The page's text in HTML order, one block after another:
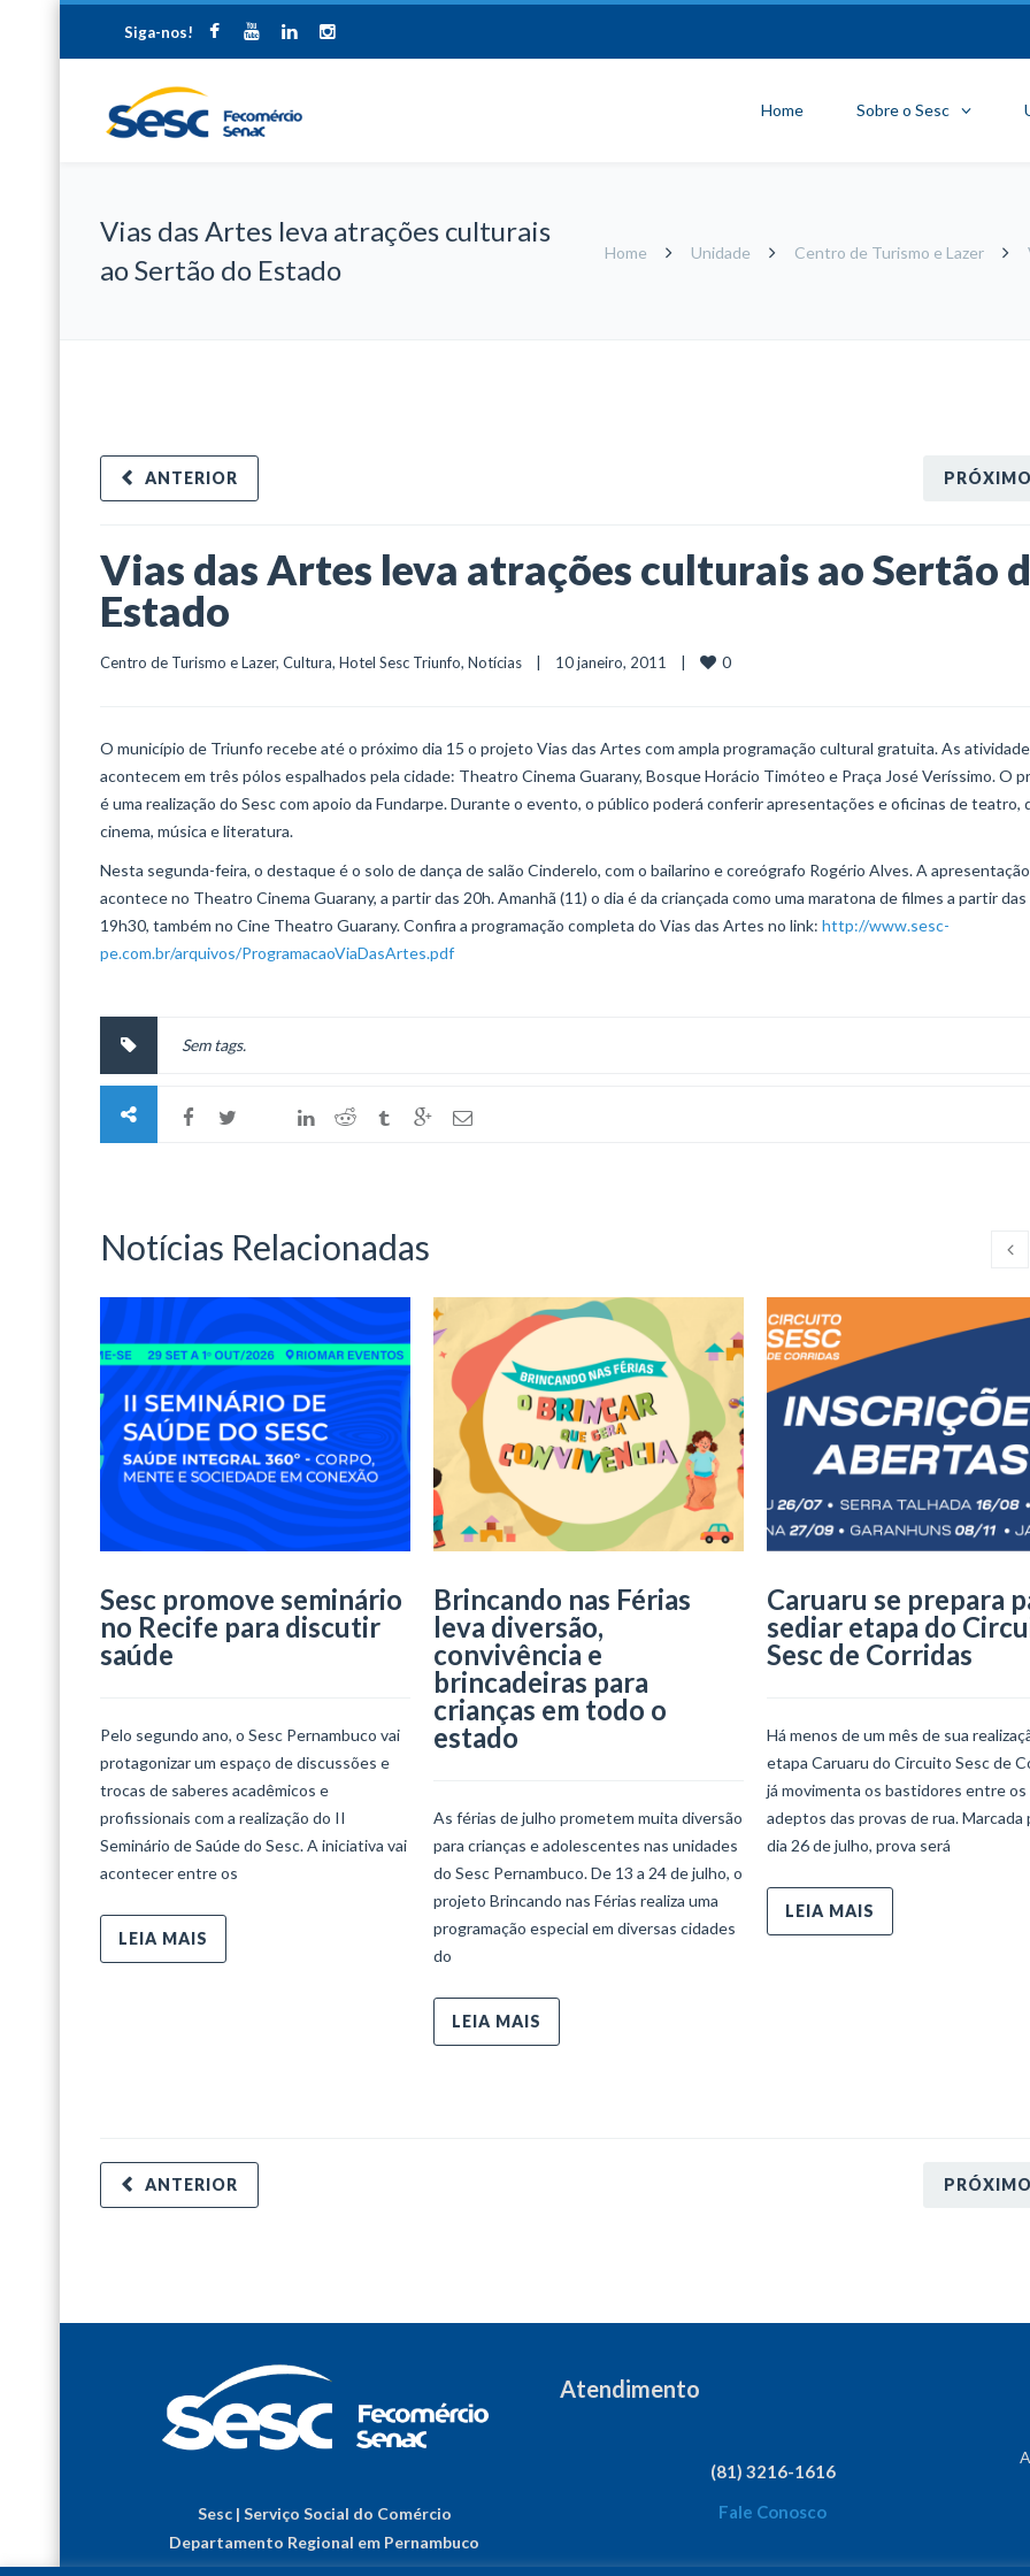
Siga-nos!
Home Sobre o Sesc
Vias das Artes leva atrações culturais
ao Sertão do Estado
Home Unidade Centro de Turismo e Lazer
PRÓXIMO
ANTERIOR
Vias das Artes leva atrações culturais ao Sertão
Estado
Centro de Turismo e Lazer, Cultura, Hotel Sesc Triunfo, Notícias
    |    10 janeiro, 2011    |
0
O município de Triunfo recebe até o próximo dia 15 o projeto Vias das Artes com ampla programação cultural gratuita. As
acontecem em três pólos espalhados pela cidade: Theatro Cinema Guarany, Bosque Horácio Timóteo e Praça José Veríssimo. O
é uma realização do Sesc com apoio da Fundarpe. Durante o evento, o público poderá conferir apresentações e oficinas de teatro,
cinema, música e literatura.
Nesta segunda-feira, o destaque é o solo de dança de salão Cinderelo, com o bailarino e coreógrafo Rogério Alves. A apresentação
acontece no Theatro Cinema Guarany, a partir das 20h. Amanhã (11) o dia é da criançada como uma maratona de filmes a partir das
19h30, também no Cine Theatro Guarany. Confira a programação completa do Vias das Artes no link: http://www.sesc-
pe.com.br/arquivos/ProgramacaoViaDasArtes.pdf
Sem tags.
Notícias Relacionadas
Sesc promove seminário
no Recife para discutir
saúde
Pelo segundo ano, o Sesc Pernambuco vai
protagonizar um espaço de discussões e
trocas de saberes acadêmicos e
profissionais com a realização do II
Seminário de Saúde do Sesc. A iniciativa vai
acontecer entre os
LEIA MAIS
Brincando nas Férias
leva diversão,
convivência e
brincadeiras para
crianças em todo o
estado
As férias de julho prometem muita diversão
para crianças e adolescentes nas unidades
do Sesc Pernambuco. De 13 a 24 de julho, o
projeto Brincando nas Férias realiza uma
programação especial em diversas cidades
do
LEIA MAIS
Caruaru se prepara
sediar etapa do
Sesc de Corridas
Há menos de um mês de sua
etapa Caruaru do Circuito Sesc de
já movimenta os bastidores entre os
adeptos das provas de rua. Marcada
dia 26 de julho, prova será
LEIA MAIS
PRÓXIMO
ANTERIOR
Sesc | Serviço Social do Comércio
Departamento Regional em Pernambuco
Atendimento
(81) 3216-1616
Fale Conosco